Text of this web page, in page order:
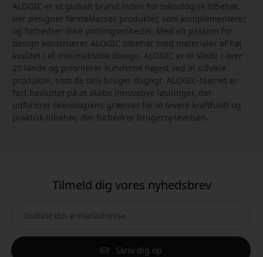
ALOGIC er et globalt brand inden for teknologisk tilbehør,
der designer førsteklasses produkter, som komplementerer
og forbedrer dine yndlingsenheder. Med en passion for
design konstruerer ALOGIC tilbehør med materialer af høj
kvalitet i et minimalistisk design. ALOGIC er til stede i over
25 lande og prioriterer kunderne højest ved at udvikle
produkter, som de selv bruger dagligt. ALOGIC-teamet er
fast besluttet på at skabe innovative løsninger, der
udfordrer teknologiens grænser for at levere kraftfuldt og
praktisk tilbehør, der forbedrer brugeroplevelsen.
Tilmeld dig vores nyhedsbrev
Skriv dig op